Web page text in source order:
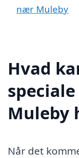
nær Muleby
Hvad
Muleby
Når det